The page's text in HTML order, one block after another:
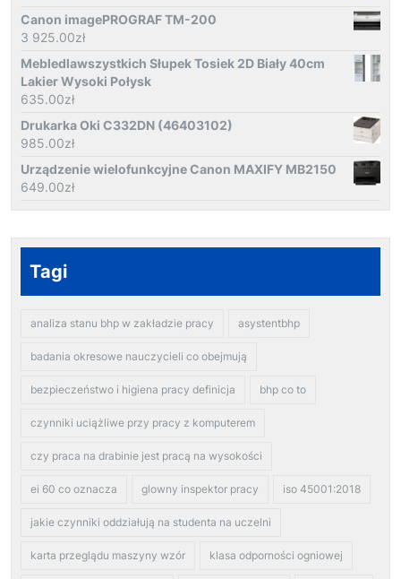
Canon imagePROGRAF TM-200
3 925.00zł
Mebledlawszystkich Słupek Tosiek 2D Biały 40cm
Lakier Wysoki Połysk
635.00zł
Drukarka Oki C332DN (46403102)
985.00zł
Urządzenie wielofunkcyjne Canon MAXIFY MB2150
649.00zł
Tagi
analiza stanu bhp w zakładzie pracy asystentbhp
badania okresowe nauczycieli co obejmują
bezpieczeństwo i higiena pracy definicja bhp co to
czynniki uciążliwe przy pracy z komputerem
czy praca na drabinie jest pracą na wysokości
ei 60 co oznacza glowny inspektor pracy iso 45001:2018
jakie czynniki oddziałują na studenta na uczelni
karta przeglądu maszyny wzór klasa odporności ogniowej